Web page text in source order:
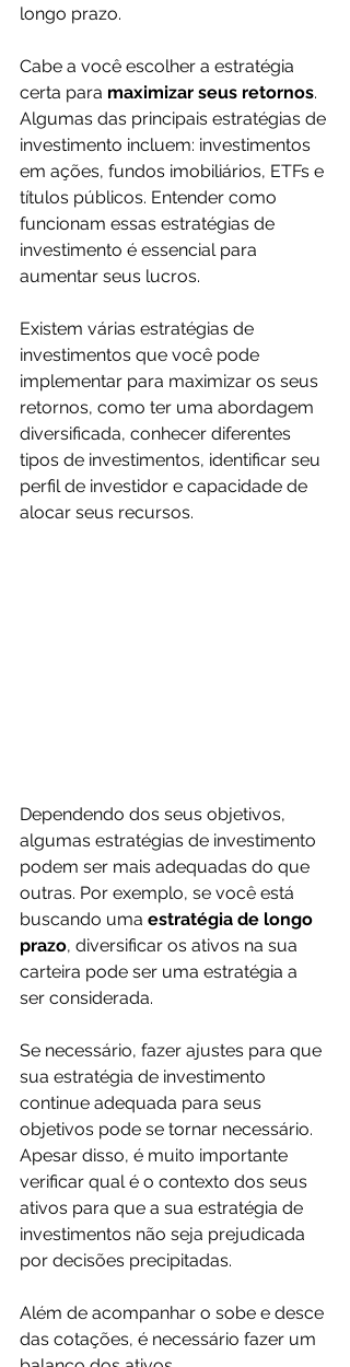
longo prazo.
Cabe a você escolher a estratégia
certa para maximizar seus retornos.
Algumas das principais estratégias de
investimento incluem: investimentos
em ações, fundos imobiliários, ETFs e
títulos públicos. Entender como
funcionam essas estratégias de
investimento é essencial para
aumentar seus lucros.
Existem várias estratégias de
investimentos que você pode
implementar para maximizar os seus
retornos, como ter uma abordagem
diversificada, conhecer diferentes
tipos de investimentos, identificar seu
perfil de investidor e capacidade de
alocar seus recursos.
Dependendo dos seus objetivos,
algumas estratégias de investimento
podem ser mais adequadas do que
outras. Por exemplo, se você está
buscando uma estratégia de longo
prazo, diversificar os ativos na sua
carteira pode ser uma estratégia a
ser considerada.
Se necessário, fazer ajustes para que
sua estratégia de investimento
continue adequada para seus
objetivos pode se tornar necessário.
Apesar disso, é muito importante
verificar qual é o contexto dos seus
ativos para que a sua estratégia de
investimentos não seja prejudicada
por decisões precipitadas.
Além de acompanhar o sobe e desce
das cotações, é necessário fazer um